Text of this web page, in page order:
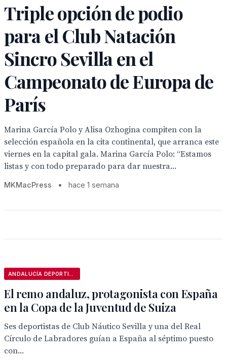
Triple opción de podio
para el Club Natación
Sincro Sevilla en el
Campeonato de Europa de
París
Marina García Polo y Alisa Ozhogina compiten con la
selección española en la cita continental, que arranca este
viernes en la capital gala. Marina García Polo: “Estamos
listas y con todo preparado para dar nuestra...
MKMacPress • hace 1 semana
El remo andaluz, protagonista con España
en la Copa de la Juventud de Suiza
Ses deportistas de Club Náutico Sevilla y una del Real
Círculo de Labradores guían a España al séptimo puesto
con...